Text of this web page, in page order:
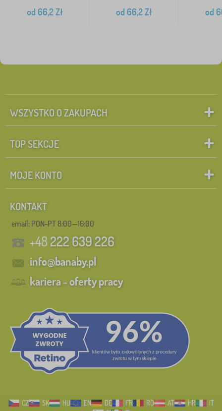
od 66,2Zł od 66,2Zł od
WSZYSTKO O ZAKUPACH
TOP SEKCJE
MOJE KONTO
KONTAKT
email: PON-PT 8:00—16:00
+48222 639 226
info@banaby.pl
kariera - oferty pracy
CZ SK HU EN DE FR RO AT HR
IT